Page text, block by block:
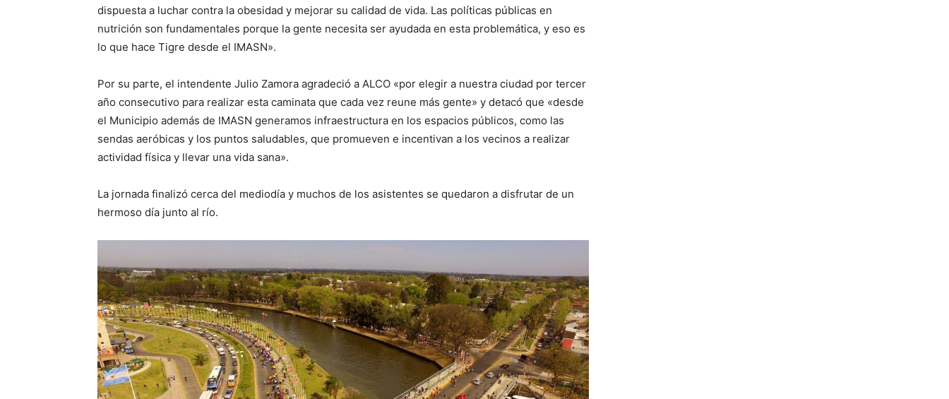
dispuesta a luchar contra la obesidad y mejorar su calidad de vida. Las políticas públicas en
nutrición son fundamentales porque la gente necesita ser ayudada en esta problemática, y eso es
lo que hace Tigre desde el IMASN».
Por su parte, el intendente Julio Zamora agradeció a ALCO «por elegir a nuestra ciudad por tercer
año consecutivo para realizar esta caminata que cada vez reune más gente» y detacó que «desde
el Municipio además de IMASN generamos infraestructura en los espacios públicos, como las
sendas aeróbicas y los puntos saludables, que promueven e incentivan a los vecinos a realizar
actividad física y llevar una vida sana».
La jornada finalizó cerca del mediodía y muchos de los asistentes se quedaron a disfrutar de un
hermoso día junto al río.